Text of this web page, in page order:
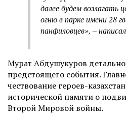
далее будем возлагать
огню в парке имени 28
панфиловцев», –
Мурат Абдушукуров
предстоящего события.
чествование героев-
исторической памяти о
Второй Мировой войны.